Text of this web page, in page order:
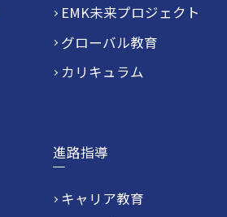
EMK未来プロジェクト
グローバル教育
カリキュラム
進路指導
キャリア教育